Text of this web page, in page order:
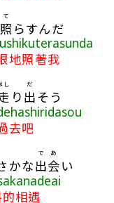
照
て
らすんだ
地照著我
し
り 出
だ
そう
去吧
かな出
で
会
あ
い
相遇